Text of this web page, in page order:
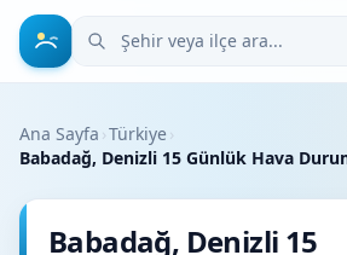
Şehir veya ilçe ara
Ana Sayfa ›Türkiye›
Babadağ, Denizli 15 Günlük Hava
Babadağ, Denizli 15